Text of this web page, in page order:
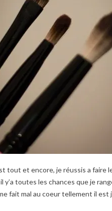
tout et encore, je réussis a faire
toutes les chances que je
fait mal au coeur tellement il est